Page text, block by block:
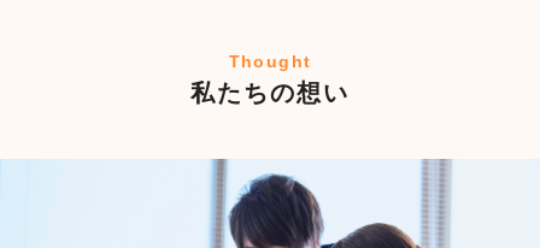
Thought
私たちの想い